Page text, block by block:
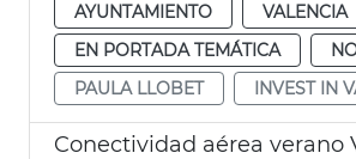
AYUNTAMIENTO VALENCIA
EN PORTADA TEMÁTICA
PAULA LLOBET
INVEST IN
Conectividad aérea verano